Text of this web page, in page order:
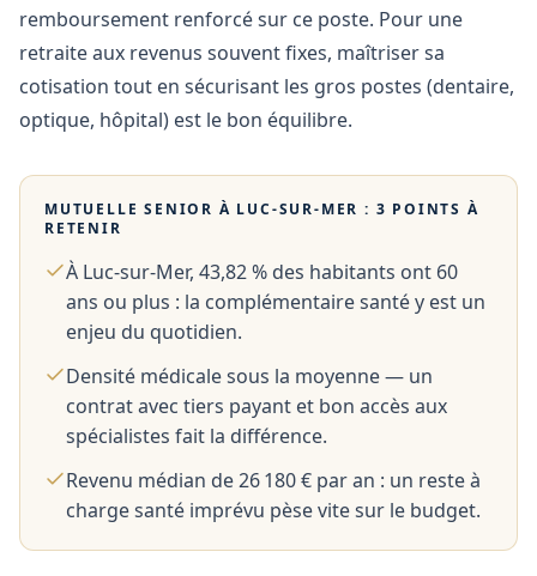
remboursement renforcé sur ce poste. Pour une
retraite aux revenus souvent fixes, maîtriser sa
cotisation tout en sécurisant les gros postes (dentaire,
optique, hôpital) est le bon équilibre.
MUTUELLE SENIOR À LUC-SUR-MER : 3 POINTS À
RETENIR
À Luc-sur-Mer, 43,82 % des habitants ont 60
ans ou plus : la complémentaire santé y est un
enjeu du quotidien.
Densité médicale sous la moyenne — un
contrat avec tiers payant et bon accès aux
spécialistes fait la différence.
Revenu médian de 26 180 € par an : un reste à
charge santé imprévu pèse vite sur le budget.